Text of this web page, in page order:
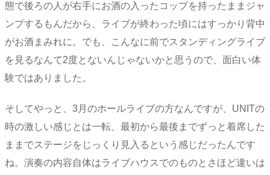
態で後ろの人が右手にお酒の入ったコップを持ったままジャ
ンプするもんだから、ライブが終わった頃にはすっかり背中
がお酒まみれに。でも、こんなに前でスタンディングライブ
を見るなんて2度とないんじゃないかと思うので、面白い体
験ではありました。
そしてやっと、3月のホールライブの方なんですが、UNITの
時の激しい感じとは一転、最初から最後までずっと着席した
ままでステージをじっくり見入るという感じだったんです
ね。演奏の内容自体はライブハウスでのものとさほど違いは